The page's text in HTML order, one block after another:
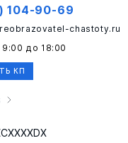
КП
chastoty.ru
104-90-69
9:00 до 18:00